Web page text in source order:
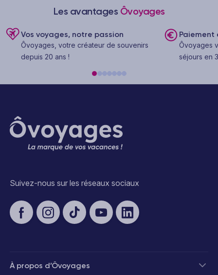
Les avantages Ôvoyages
Vos voyages, notre passion
Ôvoyages, votre créateur de souvenirs
depuis 20 ans !
Paiement
Ôvoyages
séjours en
Suivez-nous sur les réseaux sociaux
À propos d’Ôvoyages